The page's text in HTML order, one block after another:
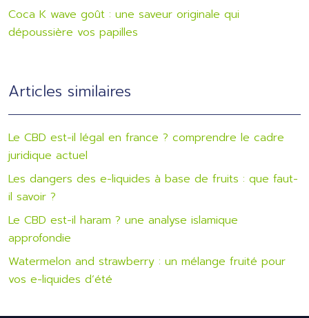
Coca K wave goût : une saveur originale qui
dépoussière vos papilles
Articles similaires
Le CBD est-il légal en france ? comprendre le cadre
juridique actuel
Les dangers des e-liquides à base de fruits : que faut-
il savoir ?
Le CBD est-il haram ? une analyse islamique
approfondie
Watermelon and strawberry : un mélange fruité pour
vos e-liquides d’été